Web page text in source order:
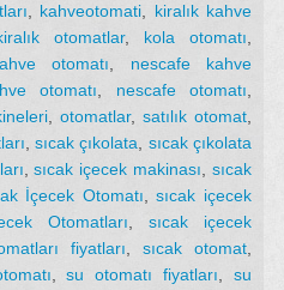
kahveotomati
kiralık kahve
otomatlar, kola otomatı
otomatı
nescafe kahve
otomatı nescafe otomatı
, otomatlar, satılık otomat
,sıcak çıkolata
sıcak çıkolata
,sıcak içecek makinası ,sıcak
İçecek Otomatı ,sıcak içecek
Otomatları
sıcak içecek
fiyatları sıcak otomat
,su otomatı fiyatları
su